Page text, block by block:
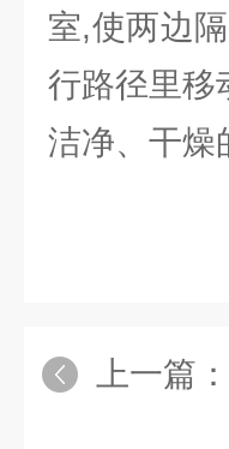
室,使两边
行路径里移
洁净、干燥
上一篇：